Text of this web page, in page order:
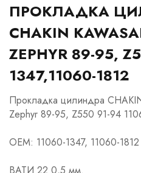
ПРОКЛАДКА
CHAKIN
ZEPHYR 89-95,
1347,11060-1812
Прокладка цилиндра
Zephyr 89-95, Z550 91-94
OEM: 11060-1347, 11060-1812